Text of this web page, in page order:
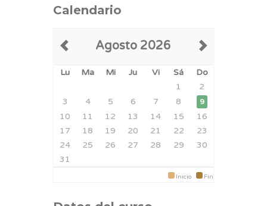
Calendario
Agosto 2026
Lu Ma Mi Ju Vi Sá
Do
1
2
3
4 5 6 7 8 9
10 11 12 13 14 15
16
17
18 19 20 21 22
23
24
25 26 27 28 29
30
31
Inicio Fin